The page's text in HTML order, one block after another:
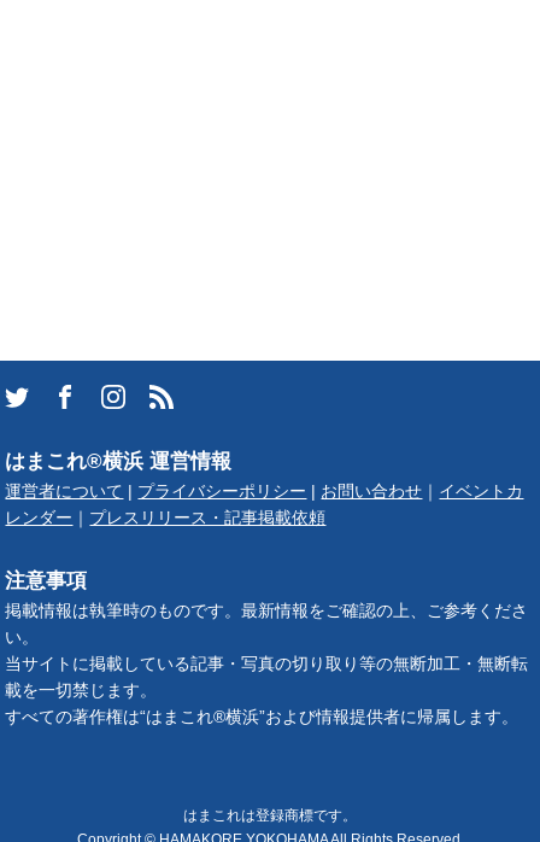
はまこれ®横浜 運営情報
運営者について | プライバシーポリシー | お問い合わせ ｜ イベントカ
レンダー ｜ プレスリリース・記事掲載依頼
注意事項
掲載情報は執筆時のものです。最新情報をご確認の上、ご参考くださ
い。
当サイトに掲載している記事・写真の切り取り等の無断加工・無断転
載を一切禁じます。
すべての著作権は“はまこれ®横浜”および情報提供者に帰属します。
はまこれは登録商標です。